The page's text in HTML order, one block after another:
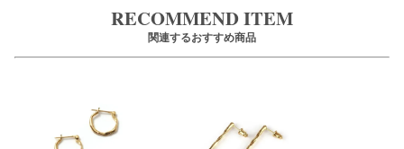
RECOMMEND ITEM
関連するおすすめ商品